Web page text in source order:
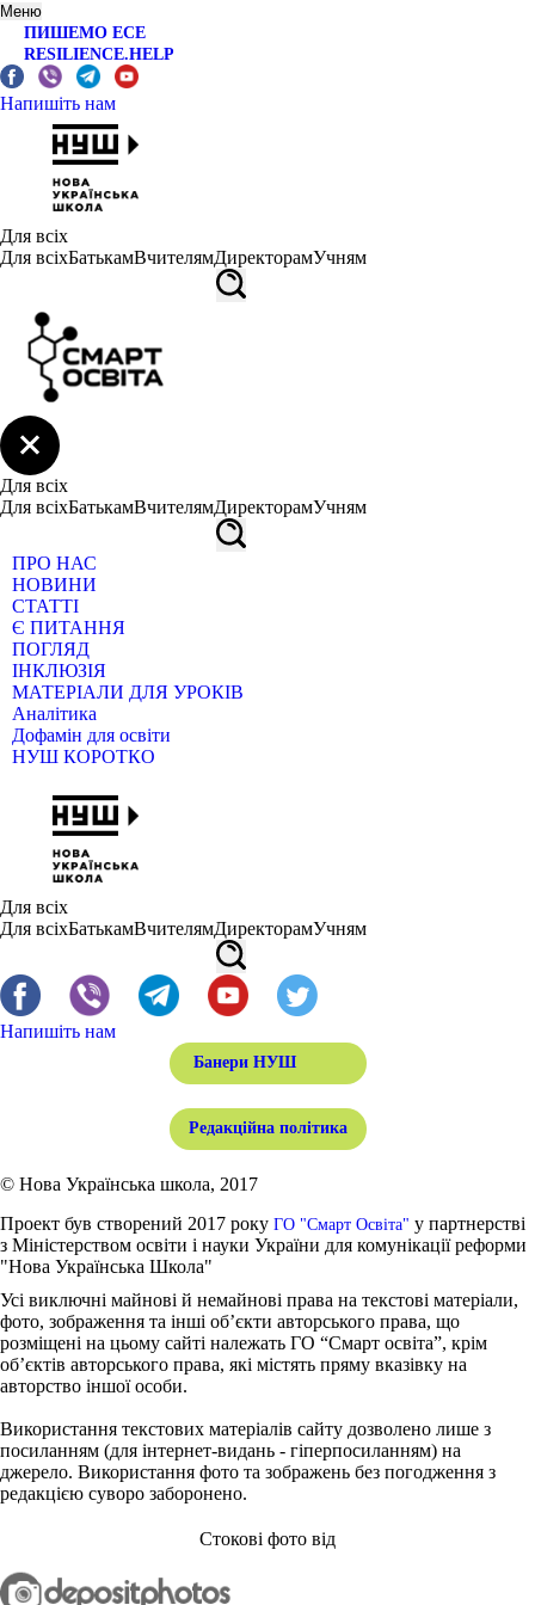
Меню
ПИШЕМО ЕСЕ
RESILIENCE.HELP
Напишіть нам
Для всіх
Для всіхБатькамВчителямДиректорамУчням
Для всіх
Для всіхБатькамВчителямДиректорамУчням
ПРО НАС
НОВИНИ
СТАТТІ
Є ПИТАННЯ
ПОГЛЯД
ІНКЛЮЗІЯ
МАТЕРІАЛИ ДЛЯ УРОКІВ
Аналітика
Дофамін для освіти
НУШ КОРОТКО
Для всіх
Для всіхБатькамВчителямДиректорамУчням
Напишіть нам
Банери НУШ
Редакційна політика
© Нова Українська школа, 2017
Проект був створений 2017 року ГО "Смарт Освіта" у партнерстві
з Міністерством освіти і науки України для комунікації реформи
"Нова Українська Школа"
Усі виключні майнові й немайнові права на текстові матеріали,
фото, зображення та інші об’єкти авторського права, що
розміщені на цьому сайті належать ГО “Смарт освіта”, крім
об’єктів авторського права, які містять пряму вказівку на
авторство іншої особи.
Використання текстових матеріалів сайту дозволено лише з
посиланням (для інтернет-видань - гіперпосиланням) на
джерело. Використання фото та зображень без погодження з
редакцією суворо заборонено.
Стокові фото від